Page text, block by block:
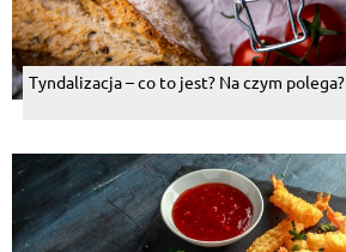
Tyndalizacja – co to jest? Na czym polega?